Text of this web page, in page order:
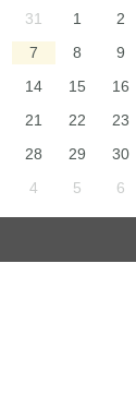
31 1
2
7 8
9
14 15
16
21 22
23
28 29
30
4 5 6